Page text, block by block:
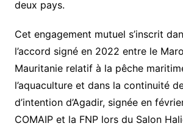
deux pays.
Cet engagement mutuel s’inscrit
l’accord signé en 2022 entre le
Mauritanie relatif à la pêche
l’aquaculture et dans la continuité
d’intention d’Agadir, signée en
COMAIP et la FNP lors du Salon